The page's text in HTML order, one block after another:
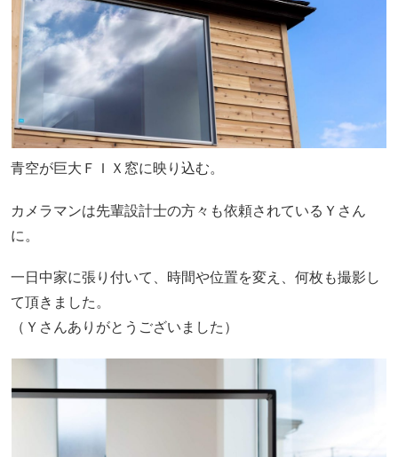
青空が巨大ＦＩＸ窓に映り込む。
カメラマンは先輩設計士の方々も依頼されているＹさん
に。
一日中家に張り付いて、時間や位置を変え、何枚も撮影し
て頂きました。
（Ｙさんありがとうございました）